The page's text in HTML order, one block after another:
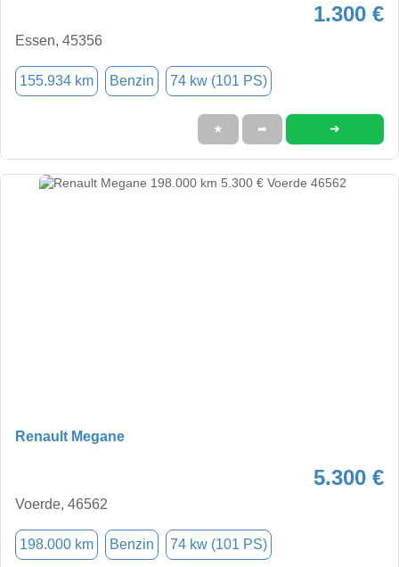
1.300 €
Essen, 45356
155.934 km Benzin 74 kw (101 PS)
★ ➦ ➜
Renault Megane
5.300 €
Voerde, 46562
198.000 km Benzin 74 kw (101 PS)